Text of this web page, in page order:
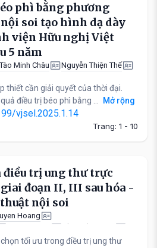
phì bằng phương
soi tạo hình dạ dày
viện Hữu nghị Việt
5 năm
Tào Minh Châu
Nguyễn Thiện Thế
thiết cần giải quyết của thời đại.
điều trị béo phì bằng ...
Mở rộng
vjsel.2025.1.14
Trang: 1 - 10
điều trị ung thư trực
đoạn II, III sau hóa -
nội soi
Hoang
Hồ Quốc Khánh
tối ưu trong điều trị ung thư